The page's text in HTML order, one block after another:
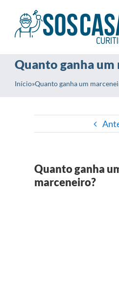
Quanto ganha um
Início»Quanto ganha um
Quanto ganha
marceneiro?